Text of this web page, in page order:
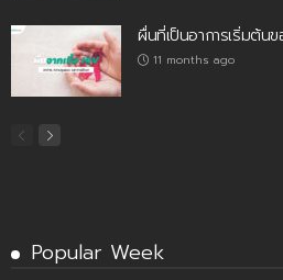
ผื่นที่เป็นอาการเริ่มต้น
11 months ago
Popular Week